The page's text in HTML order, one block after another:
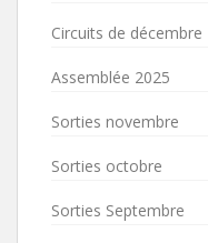
Circuits de décembre
Assemblée 2025
Sorties novembre
Sorties octobre
Sorties Septembre